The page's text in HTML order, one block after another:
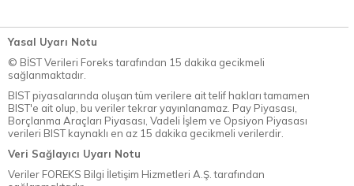
Yasal Uyarı Notu
© BİST Verileri Foreks tarafından 15 dakika gecikmeli
sağlanmaktadır.
BIST piyasalarında oluşan tüm verilere ait telif hakları tamamen
BIST'e ait olup, bu veriler tekrar yayınlanamaz. Pay Piyasası,
Borçlanma Araçları Piyasası, Vadeli İşlem ve Opsiyon Piyasası
verileri BIST kaynaklı en az 15 dakika gecikmeli verilerdir.
Veri Sağlayıcı Uyarı Notu
Veriler FOREKS Bilgi İletişim Hizmetleri A.Ş. tarafından